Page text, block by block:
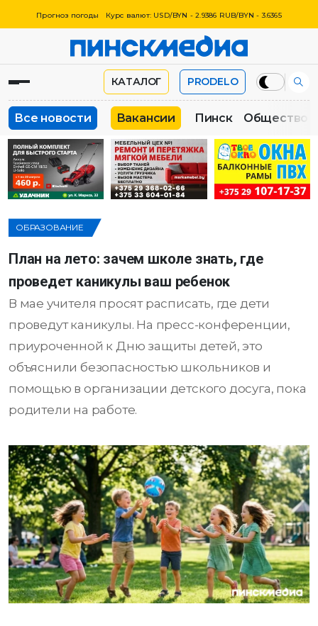
Прогноз погоды Курс валют: USD/BYN - 2.9386 RUB/BYN - 3.6365
КАТАЛОГ PRODELO
Все новости Вакансии Пинск Общество
ОБРАЗОВАНИЕ
План на лето: зачем школе знать, где
проведет каникулы ваш ребенок
В мае учителя просят расписать, где дети
проведут каникулы. На пресс-конференции,
приуроченной к Дню защиты детей, это
объяснили безопасностью школьников и
помощью в организации детского досуга, пока
родители на работе.